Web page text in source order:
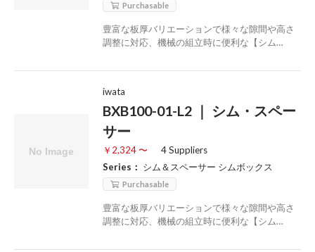
Purchasable
豊富な板厚バリエーションで様々な隙間や高さ
調整に対応、機械の組立時に便利な【シム…
iwata
BXB100-01-L2 ｜ シム・スペー
サー
￥2,324 〜
4 Suppliers
Series： シム＆スペーサー シムボックス
Purchasable
豊富な板厚バリエーションで様々な隙間や高さ
調整に対応、機械の組立時に便利な【シム…